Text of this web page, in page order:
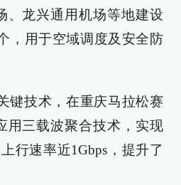
、龙兴通用机场等地建设
，用于空域调度及安全防
键技术，在重庆马拉松赛
用三载波聚合技术，实现
行速率近1Gbps，提升了